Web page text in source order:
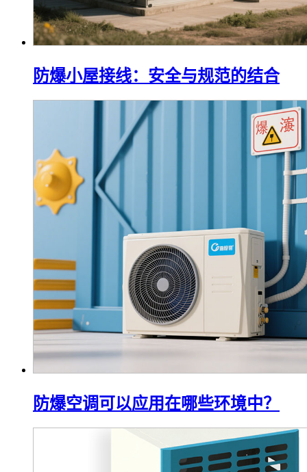
防爆小屋接线：安全与规范的结合
防爆空调可以应用在哪些环境中？